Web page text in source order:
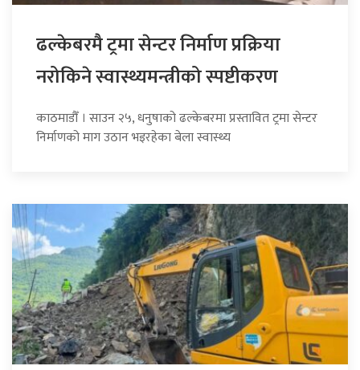
ढल्केबरमै ट्रमा सेन्टर निर्माण प्रक्रिया
नरोकिने स्वास्थ्यमन्त्रीको स्पष्टीकरण
काठमाडौँ । साउन २५, धनुषाको ढल्केबरमा प्रस्तावित ट्रमा सेन्टर
निर्माणको माग उठान भइरहेका बेला स्वास्थ्य